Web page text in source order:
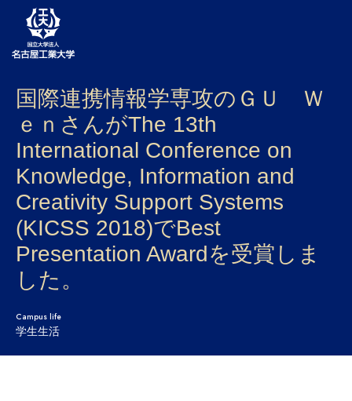
大学案内
学部・大学院・センター
学生生活
研究・産学官連携
社会連携
研究・教員Navi
国際連携情報学専攻のＧＵ Ｗ
ｅｎさんがThe 13th
International Conference on
Knowledge, Information and
Creativity Support Systems
(KICSS 2018)でBest
Presentation Awardを受賞しま
した。
Campus life
学生生活